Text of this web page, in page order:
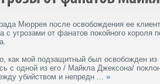
Мюррея после освобождения ее
угрозами от фанатов покойного короля
как мой подзащитный был освобожден из
с одной из его / Майкла Джексона/
убийством и непредн
»